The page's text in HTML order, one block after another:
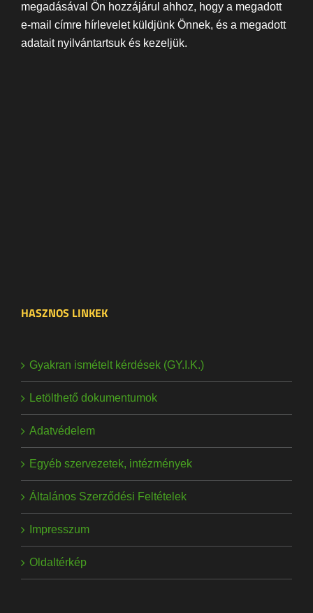
megadásával Ön hozzájárul ahhoz, hogy a megadott
e-mail címre hírlevelet küldjünk Önnek, és a megadott
adatait nyilvántartsuk és kezeljük.
HASZNOS LINKEK
Gyakran ismételt kérdések (GY.I.K.)
Letölthető dokumentumok
Adatvédelem
Egyéb szervezetek, intézmények
Általános Szerződési Feltételek
Impresszum
Oldaltérkép